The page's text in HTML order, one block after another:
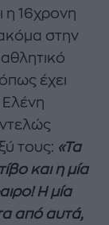
η 16χρονη
στην
έχει
τους: «Τα
και η μία
Η μία
από αυτά,